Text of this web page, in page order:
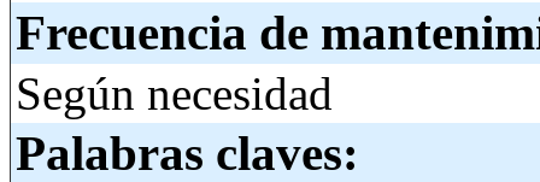
Frecuencia de
Según necesidad
Palabras claves: